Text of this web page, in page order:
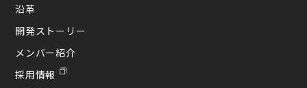
沿革
開発ストーリー
メンバー紹介
採用情報